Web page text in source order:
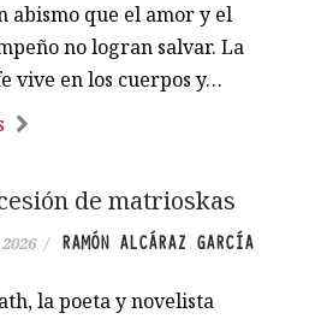
abismo que el amor y el
no logran salvar. La
vive en los cuerpos y…
de matrioskas
/ RAMÓN ALCÁRAZ GARCÍA
la poeta y novelista